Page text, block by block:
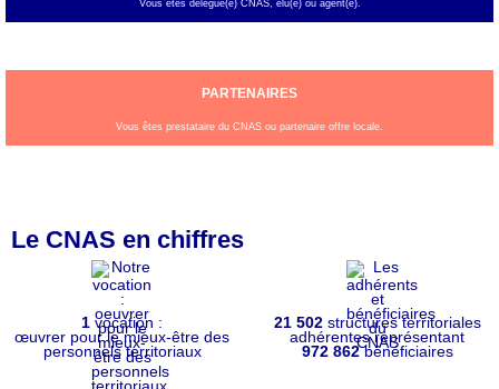
Vous êtes délégué(e) CNAS, élu(e) ou agent(e).
PARTENAIRES
Vous êtes prestataire du CNAS ou partenaire offre locale.
Le CNAS en chiffres
1 vocation :
œuvrer pour le mieux-être des
personnels territoriaux
21 502structures territoriales
adhérentes représentant
972 862bénéficiaires